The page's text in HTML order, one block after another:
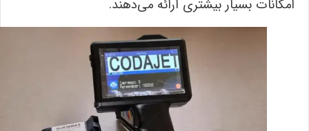
امکانات بسیار بیشتری ارائه می‌دهند.